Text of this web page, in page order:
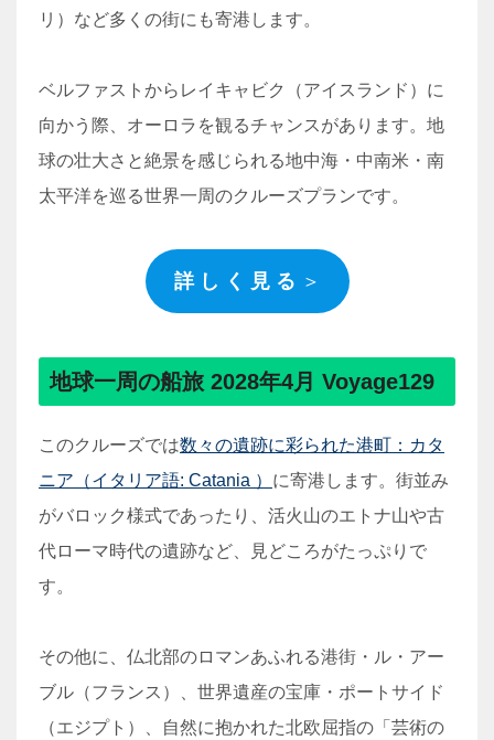
リ）など多くの街にも寄港します。
ベルファストからレイキャビク（アイスランド）に
向かう際、オーロラを観るチャンスがあります。地
球の壮大さと絶景を感じられる地中海・中南米・南
太平洋を巡る世界一周のクルーズプランです。
詳 し く 見 る ＞
地球一周の船旅 2028年4月 Voyage129
このクルーズでは数々の遺跡に彩られた港町：カタ
ニア（イタリア語: Catania ） に寄港します。街並み
がバロック様式であったり、活火山のエトナ山や古
代ローマ時代の遺跡など、見どころがたっぷりで
す。
その他に、仏北部のロマンあふれる港街・ル・アー
ブル（フランス）、世界遺産の宝庫・ポートサイド
（エジプト）、自然に抱かれた北欧屈指の「芸術の